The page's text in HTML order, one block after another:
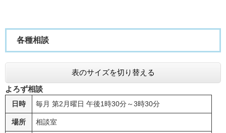
各種相談
表のサイズを切り替える
よろず相談
日時 毎月 第2月曜日 午後1時30分～3時30分
場所 相談室